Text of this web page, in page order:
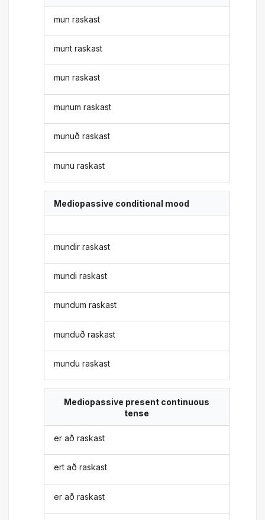
mun raskast
munt raskast
mun raskast
munum raskast
munuð raskast
munu raskast
Mediopassive conditional mood
mundir raskast
mundi raskast
mundum raskast
munduð raskast
mundu raskast
Mediopassive present continuous
tense
er að raskast
ert að raskast
er að raskast